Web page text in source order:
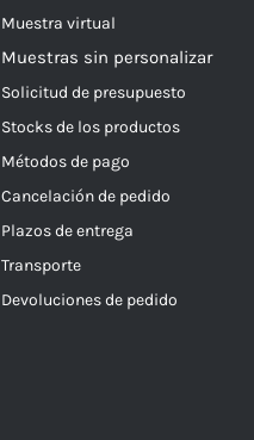
Muestra virtual
Muestras sin personalizar
Solicitud de presupuesto
Stocks de los productos
Métodos de pago
Cancelación de pedido
Plazos de entrega
Transporte
Devoluciones de pedido